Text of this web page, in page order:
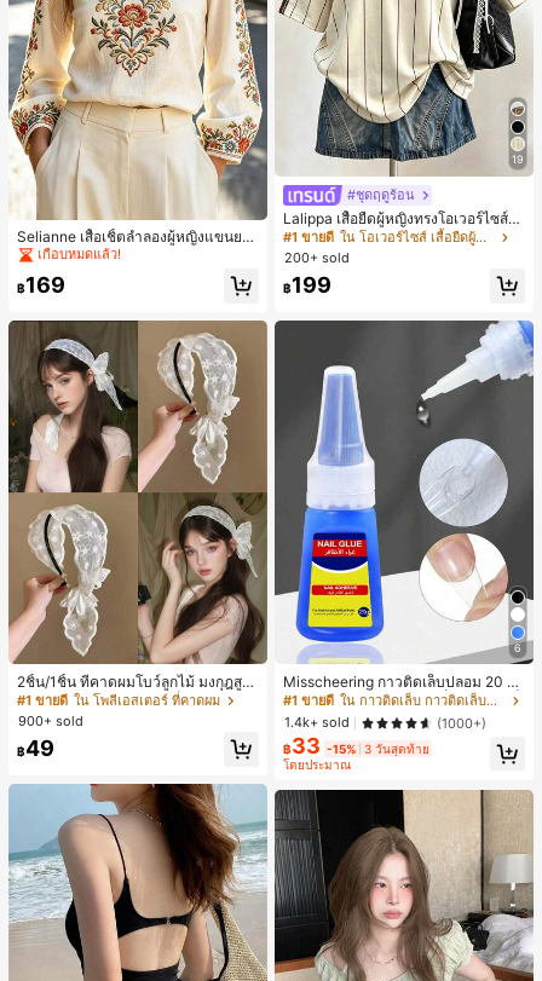
Selianne เสื้อเชิ้ตลำลองผู้หญิงแขนยา
ว คอวีเว้า ลายดอกไม้
#2 ขายดี
ใน งานปัก เสื้อทำงาน
เกือบหมดแล้ว!
#2 ขายดี ใน งานปัก เสื้อทำงาน
เกือบหมดแล้ว!
#2 ขายดี ใน งานปัก เสื้อทำงาน
เกือบหมดแล้ว!
#2 ขายดี
เกือบหมดแล้ว!
฿169
2ชิ้น/1ชิ้น ที่คาดผมโบว์ลูกไม้ มงกุฎสูง
แถบกว้าง สีดำ สีขาว สำหรับใส่ประจำ
วัน กิ๊บติดผม ยางรัดผม (ลายปักดอกไม้
จัดวางแบบสุ่ม)
#1 ขายดี ใน โพลีเอสเตอร์ ที่คาดผม
900+ sold
฿49
19
#ชุดฤดูร้อน
Lalippa เสื้อยืดผู้หญิงทรงโอเวอร์ไซส์ค
วามยาวกลาง คอกลม ไหล่ตก ลายพิมพ์
ตัวอักษรและลายทางแนวตั้ง สไตล์แฟชั่
นมินิมอล ของขวัญให้เพื่อน
#1 ขายดี
ใน โอเวอร์ไซส์ เสื้อยืดผู้หญิง
200+ sold
฿199
6
Misscheering กาวติดเล็บปลอม 20 กรั
ม แรงยึดสูง เจลสติกเกอร์เล็บนุ่ม แห้งเร็
ว เหมาะสำหรับผู้เริ่มต้นทำเล็บ ติดทนน
าน
#1 ขายดี
ใน กาวติดเล็บ กาวติดเล็บและสารยึดติด
1.4k+ sold
(1000+)
฿33 -15% 3 วันสุดท้าย
โดยประมาณ